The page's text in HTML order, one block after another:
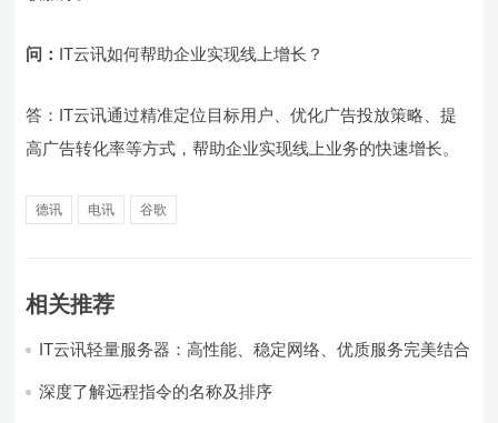
问： IT云讯如何帮助企业实现线上增长？
答：IT云讯通过精准定位目标用户、优化广告投放策略、提
高广告转化率等方式，帮助企业实现线上业务的快速增长。
德讯 电讯 谷歌
相关推荐
IT云讯轻量服务器：高性能、稳定网络、优质服务完美结合
深度了解远程指令的名称及排序